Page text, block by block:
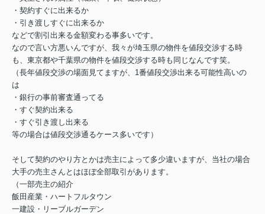
・契約すぐに出来るか
・引き渡しすぐに出来るか
などで割引出来る金額変わる事多いです。
なので言い方悪いんですが、我々が埼玉県の物件を値段交渉する時
も、東京都や千葉県の物件を値段交渉する時も同じなんです笑。
（長年値段交渉の場面見てますが、1番値段交渉出来る可能性高いの
は
・銀行の事前審査通ってる
・すぐ契約出来る
・すぐ引き渡し出来る
等の場合は値段交渉通るケース多いです）
そして契約のやり方とかは売主によって多少違いますが、当社の場合
大手の売主さんとはほぼ全部取引があります。
（一部売主の紹介
飯田産業・ハートフルタウン
一建設・リーブルガーデン